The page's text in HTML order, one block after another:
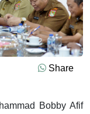
Share
Bobby Afif